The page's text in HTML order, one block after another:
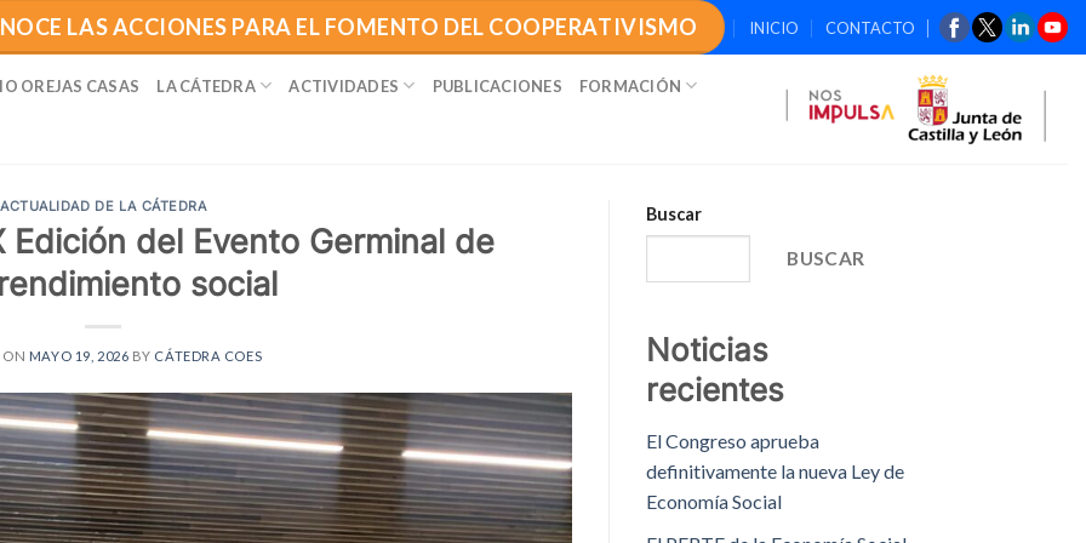
LAS ACCIONES PARA EL FOMENTO DEL COOPERATIVISMO INICIO CONTACTO
OREJAS CASAS LA CÁTEDRA ACTIVIDADES PUBLICACIONES FORMACIÓN
ACTUALIDAD DE LA CÁTEDRA
Edición del Evento Germinal de
social
ON MAYO 19, 2026 BY CÁTEDRA COES
Buscar
BUSCAR
Noticias
recientes
El Congreso aprueba
definitivamente la nueva Ley de
Economía Social